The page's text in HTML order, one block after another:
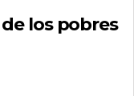
los pobres